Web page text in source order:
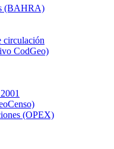
(BAHRA)
circulación
CodGeo)
(OPEX)